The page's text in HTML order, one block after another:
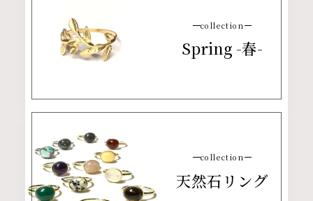
collection
Spring -春-
collection
天然石リング